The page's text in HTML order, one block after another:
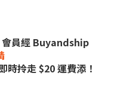
員經 Buyandship
拎走 $20 運費添！